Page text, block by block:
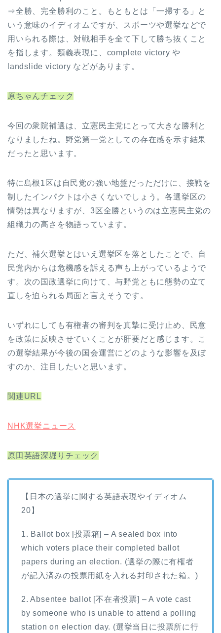
⇒全勝、完全勝利のこと。もともとは「一掃する」と
いう意味のイディオムですが、スポーツや選挙などで
用いられる際は、対戦相手を全て下して勝ち抜くこと
を指します。類義表現に、complete victory や
landslide victory などがあります。
原ちゃんチェック
今回の衆院補選は、立憲民主党にとって大きな勝利と
なりましたね。野党第一党としての存在感を示す結果
だったと思います。
特に島根1区は自民党の強い地盤だっただけに、接戦を
制したインパクトは小さくないでしょう。各選挙区の
情勢は異なりますが、3区全勝というのは立憲民主党の
組織力の高さを物語っています。
ただ、補欠選挙とはいえ選挙区を落としたことで、自
民党内からは危機感を訴える声も上がっているようで
す。次の国政選挙に向けて、与野党ともに態勢の立て
直しを迫られる局面と言えそうです。
いずれにしても有権者の審判を真摯に受け止め、民意
を政策に反映させていくことが肝要だと感じます。こ
の選挙結果が今後の国会運営にどのような影響を及ぼ
すのか、注目したいと思います。
関連URL
NHK選挙ニュース
原田英語深堀りチェック
【日本の選挙に関する英語表現やイディオム
20】
1. Ballot box [投票箱] – A sealed box into
which voters place their completed ballot
papers during an election. (選挙の際に有権者
が記入済みの投票用紙を入れる封印された箱。)
2. Absentee ballot [不在者投票] – A vote cast
by someone who is unable to attend a polling
station on election day. (選挙当日に投票所に行